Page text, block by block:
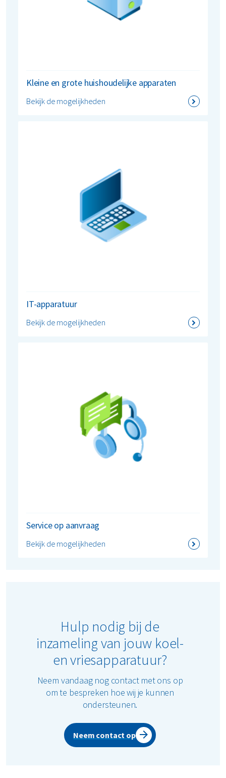
Kleine en grote huishoudelijke apparaten
Bekijk de mogelijkheden
IT-apparatuur
Bekijk de mogelijkheden
Service op aanvraag
Bekijk de mogelijkheden
Hulp nodig bij de
inzameling van jouw koel-
en vriesapparatuur?
Neem vandaag nog contact met ons op
om te bespreken hoe wij je kunnen
ondersteunen.
Neem contact op